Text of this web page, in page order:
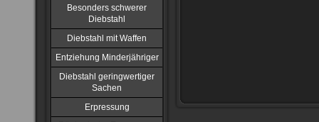
Besonders schwerer
Diebstahl
Diebstahl mit Waffen
Entziehung Minderjähriger
Diebstahl geringwertiger
Sachen
Erpressung